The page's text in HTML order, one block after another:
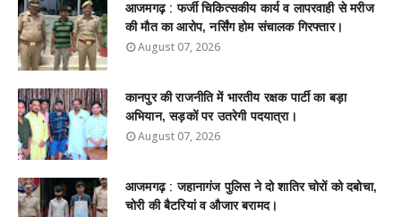
आजमगढ़ : फर्जी चिकित्सकीय कार्य व लापरवाही से मरीज
की मौत का आरोप, नर्सिंग होम संचालक गिरफ्तार।
August 07, 2026
कानपुर की राजनीति में भारतीय रक्षक पार्टी का बड़ा
अभियान, सड़कों पर उतरेगी पदयात्रा।
August 07, 2026
आजमगढ़ : जहानागंज पुलिस ने दो शातिर चोरों को दबोचा,
चोरी की बैटरियां व औजार बरामद।